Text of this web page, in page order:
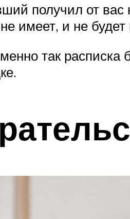
получил от
имеет, и не
так расписка